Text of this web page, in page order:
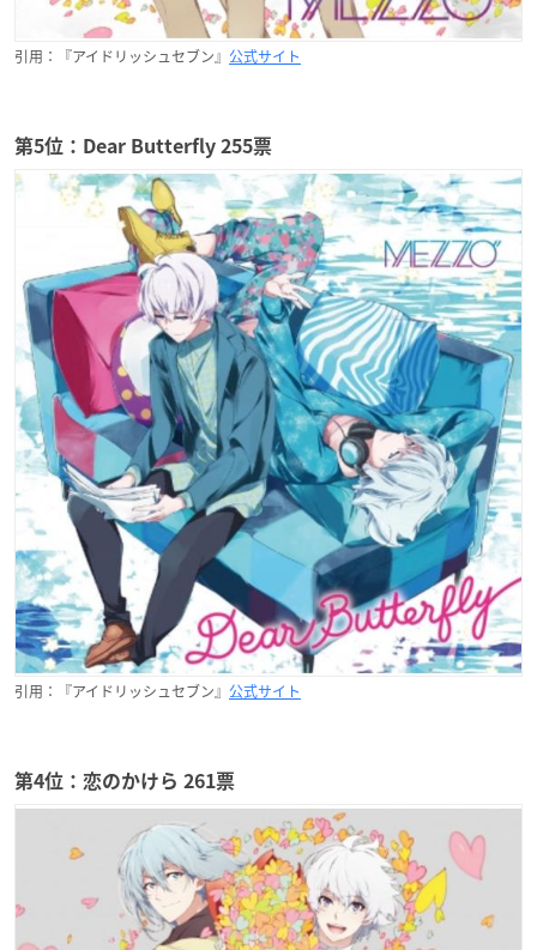
引用：『アイドリッシュセブン』 公式サイト
第5位：Dear Butterfly 255票
引用：『アイドリッシュセブン』 公式サイト
第4位：恋のかけら 261票